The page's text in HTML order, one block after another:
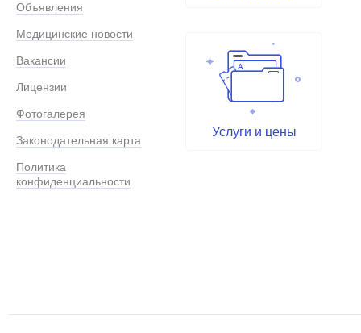
Объявления
Медицинские новости
Вакансии
Лицензии
Фотогалерея
Законодательная карта
Политика
конфиденциальности
Услуги и цены